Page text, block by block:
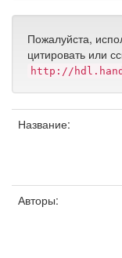
Пожалуйста,
цитировать или
http://
Название:
Авторы: